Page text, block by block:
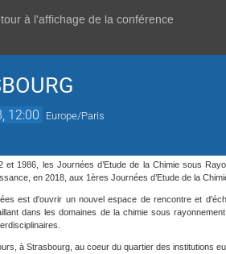
à l'affichage de la conférence
12:00 Europe/Paris
et 1986, les Journées d’Etude de la Chimie sous
en 2018, aux 1ères Journées d’Etude de la
est d'ouvrir un nouvel espace de rencontre et
dans les domaines de la chimie sous
à Strasbourg, au coeur du quartier des institutions